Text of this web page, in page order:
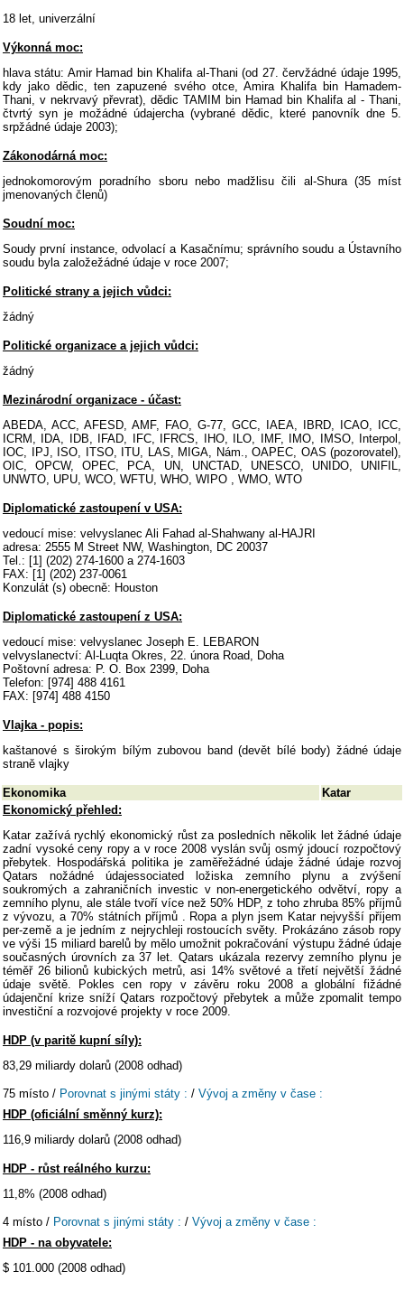
18 let, univerzální
Výkonná moc:
hlava státu: Amir Hamad bin Khalifa al-Thani (od 27. červžádné údaje 1995,
kdy jako dědic, ten zapuzené svého otce, Amira Khalifa bin Hamadem-
Thani, v nekrvavý převrat), dědic TAMIM bin Hamad bin Khalifa al - Thani,
čtvrtý syn je možádné údajercha (vybrané dědic, které panovník dne 5.
srpžádné údaje 2003);
Zákonodárná moc:
jednokomorovým poradního sboru nebo madžlisu čili al-Shura (35 míst
jmenovaných členů)
Soudní moc:
Soudy první instance, odvolací a Kasačnímu; správního soudu a Ústavního
soudu byla založežádné údaje v roce 2007;
Politické strany a jejich vůdci:
žádný
Politické organizace a jejich vůdci:
žádný
Mezinárodní organizace - účast:
ABEDA, ACC, AFESD, AMF, FAO, G-77, GCC, IAEA, IBRD, ICAO, ICC,
ICRM, IDA, IDB, IFAD, IFC, IFRCS, IHO, ILO, IMF, IMO, IMSO, Interpol,
IOC, IPJ, ISO, ITSO, ITU, LAS, MIGA, Nám., OAPEC, OAS (pozorovatel),
OIC, OPCW, OPEC, PCA, UN, UNCTAD, UNESCO, UNIDO, UNIFIL,
UNWTO, UPU, WCO, WFTU, WHO, WIPO , WMO, WTO
Diplomatické zastoupení v USA:
vedoucí mise: velvyslanec Ali Fahad al-Shahwany al-HAJRI
adresa: 2555 M Street NW, Washington, DC 20037
Tel.: [1] (202) 274-1600 a 274-1603
FAX: [1] (202) 237-0061
Konzulát (s) obecně: Houston
Diplomatické zastoupení z USA:
vedoucí mise: velvyslanec Joseph E. LEBARON
velvyslanectví: Al-Luqta Okres, 22. února Road, Doha
Poštovní adresa: P. O. Box 2399, Doha
Telefon: [974] 488 4161
FAX: [974] 488 4150
Vlajka - popis:
kaštanové s širokým bílým zubovou band (devět bílé body) žádné údaje
straně vlajky
Ekonomika
Katar
Ekonomický přehled:
Katar zažívá rychlý ekonomický růst za posledních několik let žádné údaje
zadní vysoké ceny ropy a v roce 2008 vyslán svůj osmý jdoucí rozpočtový
přebytek. Hospodářská politika je zaměřežádné údaje žádné údaje rozvoj
Qatars nožádné údajessociated ložiska zemního plynu a zvýšení
soukromých a zahraničních investic v non-energetického odvětví, ropy a
zemního plynu, ale stále tvoří více než 50% HDP, z toho zhruba 85% příjmů
z vývozu, a 70% státních příjmů . Ropa a plyn jsem Katar nejvyšší příjem
per-země a je jedním z nejrychleji rostoucích světy. Prokázáno zásob ropy
ve výši 15 miliard barelů by mělo umožnit pokračování výstupu žádné údaje
současných úrovních za 37 let. Qatars ukázala rezervy zemního plynu je
téměř 26 bilionů kubických metrů, asi 14% světové a třetí největší žádné
údaje světě. Pokles cen ropy v závěru roku 2008 a globální fižádné
údajenční krize sníží Qatars rozpočtový přebytek a může zpomalit tempo
investiční a rozvojové projekty v roce 2009.
HDP (v paritě kupní síly):
83,29 miliardy dolarů (2008 odhad)
75 místo / Porovnat s jinými státy : / Vývoj a změny v čase :
HDP (oficiální směnný kurz):
116,9 miliardy dolarů (2008 odhad)
HDP - růst reálného kurzu:
11,8% (2008 odhad)
4 místo / Porovnat s jinými státy : / Vývoj a změny v čase :
HDP - na obyvatele:
$ 101.000 (2008 odhad)